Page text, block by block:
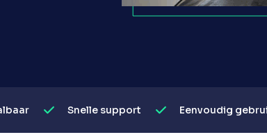
Snelle support Eenvoudig